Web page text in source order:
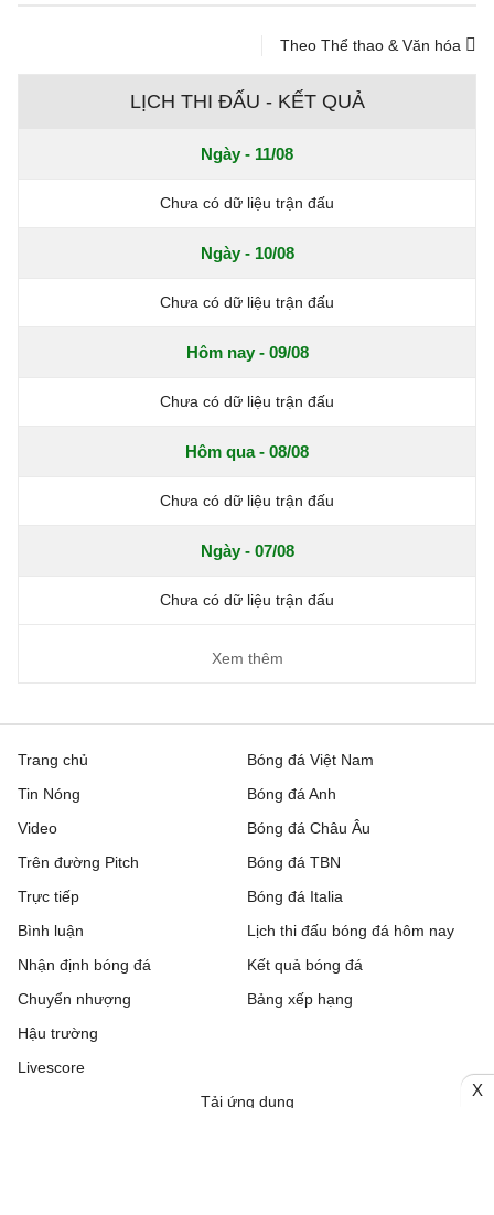
Theo Thể thao & Văn hóa
LỊCH THI ĐẤU - KẾT QUẢ
Ngày - 11/08
Chưa có dữ liệu trận đấu
Ngày - 10/08
Chưa có dữ liệu trận đấu
Hôm nay - 09/08
Chưa có dữ liệu trận đấu
Hôm qua - 08/08
Chưa có dữ liệu trận đấu
Ngày - 07/08
Chưa có dữ liệu trận đấu
Xem thêm
Trang chủ
Tin Nóng
Video
Trên đường Pitch
Trực tiếp
Bóng đá Việt Nam
Bóng đá Anh
Bóng đá Châu Âu
Bóng đá TBN
Bóng đá Italia
Bình luận
Nhận định bóng đá
Chuyển nhượng
Hậu trường
Livescore
Lịch thi đấu bóng đá hôm nay
Kết quả bóng đá
Bảng xếp hạng
Tải ứng dụng
X